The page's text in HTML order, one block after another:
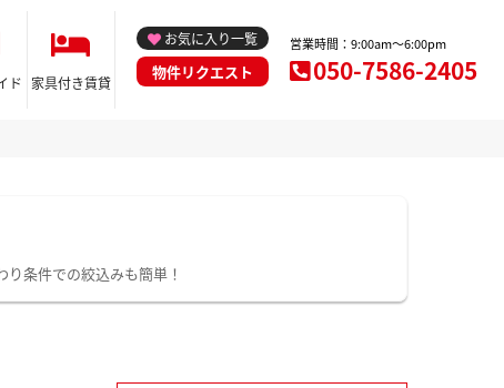
ド 家具付き賃貸
お気に入り一覧
物件リクエスト
営業時間：9:00am～6:00pm
050-7586-2405
条件での絞込みも簡単！